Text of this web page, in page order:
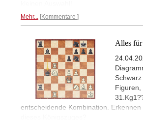
Mehr... Kommentare
Alles
entscheidende Kombination. Erkennen